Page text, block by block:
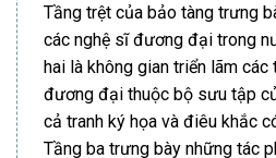
Tầng trệt của bảo tàng trưng
các nghệ sĩ đương đại trong
hai là không gian triển lãm các
đương đại thuộc bộ sưu tập
cả tranh ký họa và điêu khắc
Tầng ba trưng bày những tác